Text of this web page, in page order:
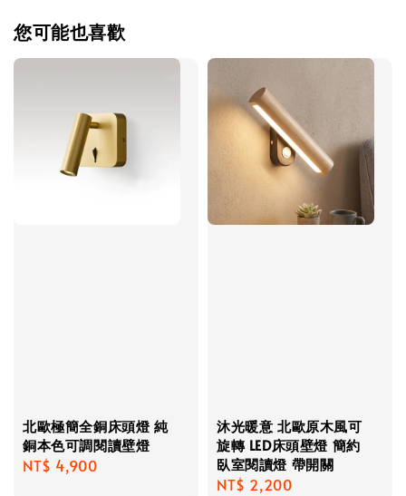
您可能也喜歡
北歐極簡全銅床頭燈 純
銅本色可調閱讀壁燈
Regular
NT$ 4,900
沐光暖意 北歐原木風可
旋轉 LED床頭壁燈 簡約
臥室閱讀燈 帶開關
Regular
NT$ 2,200